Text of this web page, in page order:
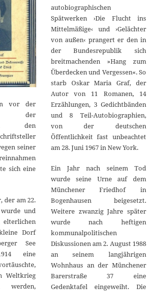
vor der
der
den
seiner
sich eine
der am 22.
und
Dorf
See
eine
Weltkrieg
werden,
autobiographischen
Spätwerken ›Die Flucht ins
Mittelmäßige‹ und ›Gelächter
von außen‹ prangert er den in
der Bundesrepublik sich
breitmachenden »Hang zum
Überdecken und Vergessen«. So
starb Oskar Maria Graf, der
Autor von 11 Romanen, 14
Erzählungen, 3 Gedichtbänden
und 8 Teil-Autobiographien,
von der deutschen
Öffentlichkeit fast unbeachtet
am 28. Juni 1967 in New York.
Ein Jahr nach seinem Tod
wurde seine Urne auf dem
Münchener Friedhof in
Bogenhausen beigesetzt.
Weitere zwanzig Jahre später
wurde nach heftigen
kommunalpolitischen
Diskussionen am 2. August 1988
an seinem langjährigen
Wohnhaus an der Münchener
Barerstraße 37 eine
Gedenktafel eingeweiht. Die